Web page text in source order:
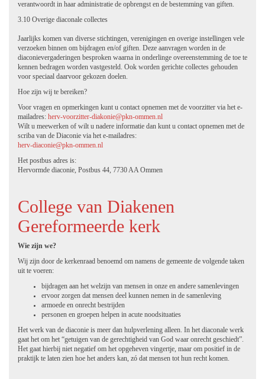
verantwoordt in haar administratie de opbrengst en de bestemming van giften.
3.10 Overige diaconale collectes
Jaarlijks komen van diverse stichtingen, verenigingen en overige instellingen vele
verzoeken binnen om bijdragen en/of giften. Deze aanvragen worden in de
diaconievergaderingen besproken waarna in onderlinge overeenstemming de toe te
kennen bedragen worden vastgesteld. Ook worden gerichte collectes gehouden
voor speciaal daarvoor gekozen doelen.
Hoe zijn wij te bereiken?
Voor vragen en opmerkingen kunt u contact opnemen met de voorzitter via het e-
mailadres: herv-voorzitter-diakonie@pkn-ommen.nl
Wilt u meewerken of wilt u nadere informatie dan kunt u contact opnemen met de
scriba van de Diaconie via het e-mailadres:
herv-diaconie@pkn-ommen.nl
Het postbus adres is:
Hervormde diaconie, Postbus 44, 7730 AA Ommen
College van Diakenen
Gereformeerde kerk
Wie zijn we?
Wij zijn door de kerkenraad benoemd om namens de gemeente de volgende taken
uit te voeren:
bijdragen aan het welzijn van mensen in onze en andere samenlevingen
ervoor zorgen dat mensen deel kunnen nemen in de samenleving
armoede en onrecht bestrijden
personen en groepen helpen in acute noodsituaties
Het werk van de diaconie is meer dan hulpverlening alleen. In het diaconale werk
gaat het om het “getuigen van de gerechtigheid van God waar onrecht geschiedt”.
Het gaat hierbij niet negatief om het opgeheven vingertje, maar om positief in de
praktijk te laten zien hoe het anders kan, zó dat mensen tot hun recht komen.